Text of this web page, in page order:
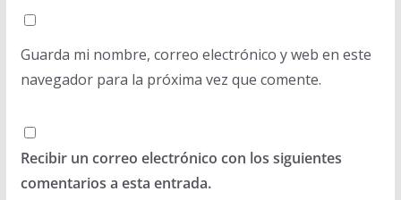
Guarda mi nombre, correo electrónico y web en este
navegador para la próxima vez que comente.
Recibir un correo electrónico con los siguientes
comentarios a esta entrada.